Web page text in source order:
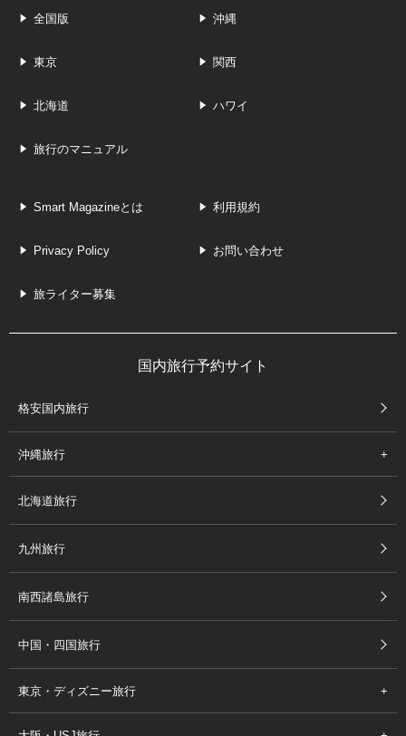
全国版 沖縄
東京 関西
北海道 ハワイ
旅行のマニュアル
Smart Magazineとは 利用規約
Privacy Policy お問い合わせ
旅ライター募集
国内旅行予約サイト
格安国内旅行
沖縄旅行
北海道旅行
九州旅行
南西諸島旅行
中国・四国旅行
東京・ディズニー旅行